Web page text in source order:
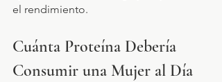
el rendimiento.
Cuánta Proteína Debería
Consumir una Mujer al Día